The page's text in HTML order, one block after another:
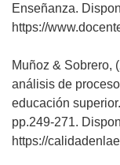
Enseñanza.
https://
Muñoz & Sobrero,
análisis de
educación
pp.249-271.
https://